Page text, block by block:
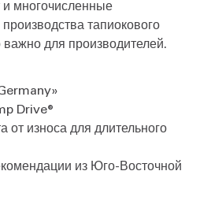
многочисленные
тапиокового
для производителей.
Drive®
от износа для длительного
из Юго-Восточной